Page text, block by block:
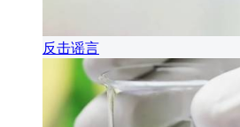
反击谣言